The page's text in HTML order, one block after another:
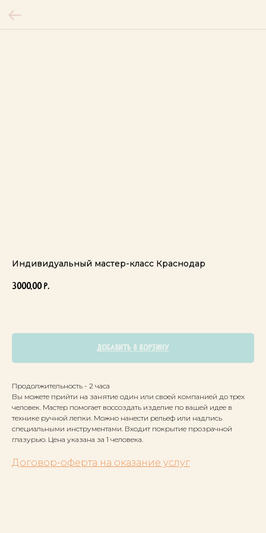
Индивидуальный мастер-класс Краснодар
3000,00 р.
Добавить в корзину
Продолжительность - 2 часа
Вы можете прийти на занятие один или своей компанией до трех
человек. Мастер помогает воссоздать изделие по вашей идее в
технике ручной лепки. Можно нанести рельеф или надпись
специальными инструментами. Входит покрытие прозрачной
глазурью. Цена указана за 1 человека.
Договор-оферта на оказание услуг